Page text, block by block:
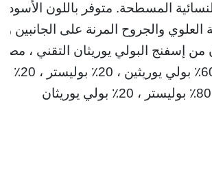
المسطحة. متوفر باللون الأسود
والجروح المرنة على الجانبين